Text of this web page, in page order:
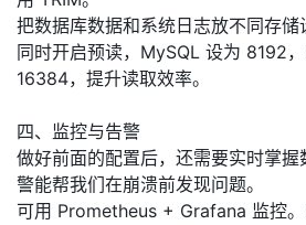
把数据库数据和系统日志放不同存储
同时开启预读，MySQL 设为 8192
16384，提升读取效率。
四、监控与告警
做好前面的配置后，还需要实时掌
警能帮我们在崩溃前发现问题。
可用 Prometheus + Grafana 监控